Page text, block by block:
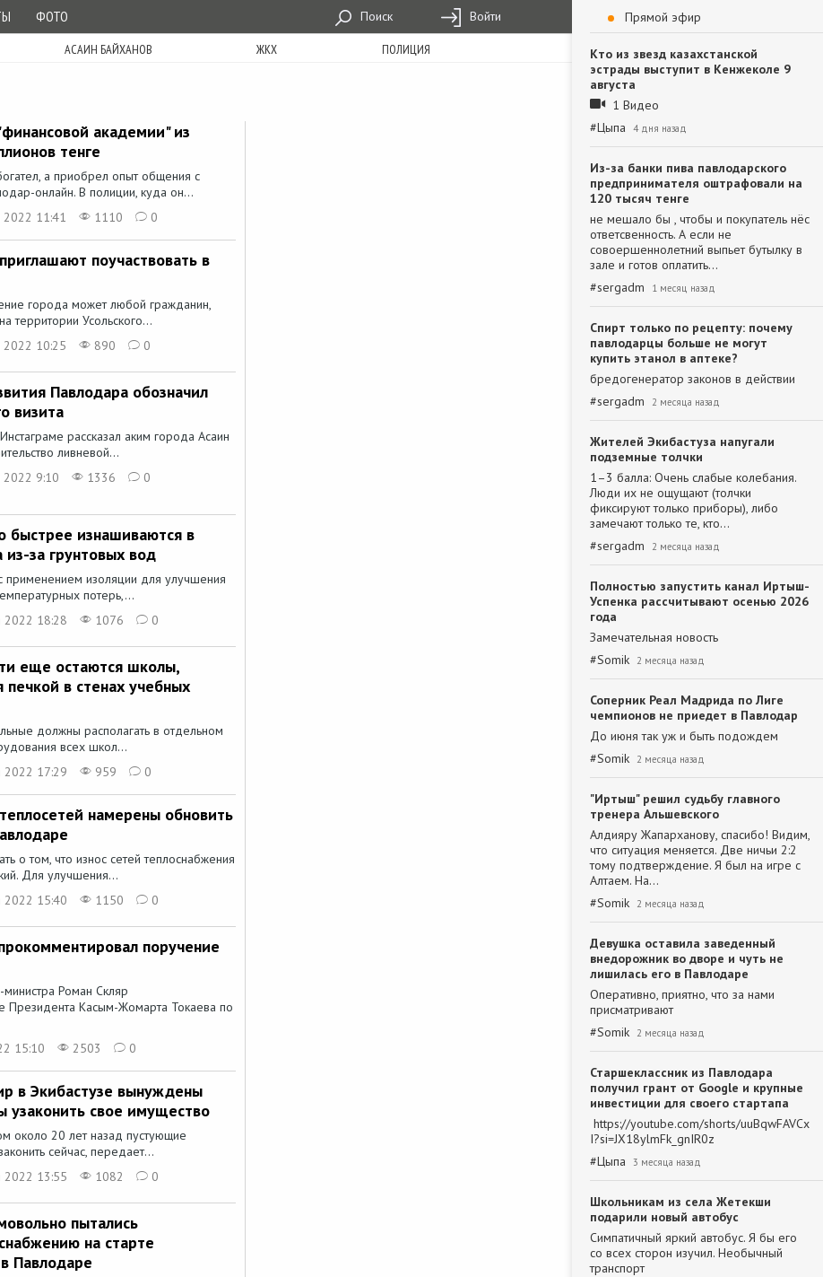
ФОТО Поиск Войти
АСАИН БАЙХАНОВ ЖКХ ПОЛИЦИЯ
академии" из
тенге
а приобрел опыт общения с
онлайн. В полиции, куда он...
2022 11:41 1110 0
поучаствовать в
города может любой гражданин,
территории Усольского...
2022 10:25 890 0
Павлодара обозначил
визита
рассказал аким города Асаин
ливневой...
2022 9:10 1336 0
быстрее изнашиваются в
за грунтовых вод
применением изоляции для улучшения
потерь,...
2022 18:28 1076 0
еще остаются школы,
в стенах учебных
должны располагать в отдельном
всех школ...
2022 17:29 959 0
намерены обновить
о том, что износ сетей теплоснабжения
Для улучшения...
2022 15:40 1150 0
поручение
Роман Скляр
Президента Касым-Жомарта Токаева по
15:10 2503 0
в Экибастузе вынуждены
узаконить свое имущество
около 20 лет назад пустующие
сейчас, передает...
2022 13:55 1082 0
пытались
на старте
Павлодаре
Прямой эфир
Кто из звезд казахстанской
эстрады выступит в Кенжеколе 9
августа
1 Видео
#Цыпа 4 дня назад
Из-за банки пива павлодарского
предпринимателя оштрафовали на
120 тысяч тенге
не мешало бы , чтобы и покупатель нёс
ответсвенность. А если не
совоершеннолетний выпьет бутылку в
зале и готов оплатить…
#sergadm 1 месяц назад
Спирт только по рецепту: почему
павлодарцы больше не могут
купить этанол в аптеке?
бредогенератор законов в действии
#sergadm 2 месяца назад
Жителей Экибастуза напугали
подземные толчки
1–3 балла: Очень слабые колебания.
Люди их не ощущают (толчки
фиксируют только приборы), либо
замечают только те, кто…
#sergadm 2 месяца назад
Полностью запустить канал Иртыш-
Успенка рассчитывают осенью 2026
года
Замечательная новость
#Somik 2 месяца назад
Соперник Реал Мадрида по Лиге
чемпионов не приедет в Павлодар
До июня так уж и быть подождем
#Somik 2 месяца назад
"Иртыш" решил судьбу главного
тренера Альшевского
Алдияру Жапарханову, спасибо! Видим,
что ситуация меняется. Две ничьи 2:2
тому подтверждение. Я был на игре с
Алтаем. На…
#Somik 2 месяца назад
Девушка оставила заведенный
внедорожник во дворе и чуть не
лишилась его в Павлодаре
Оперативно, приятно, что за нами
присматривают
#Somik 2 месяца назад
Старшеклассник из Павлодара
получил грант от Google и крупные
инвестиции для своего стартапа
https://youtube.com/shorts/uuBqwFAVCx
I?si=JX18ylmFk_gnIR0z
#Цыпа 3 месяца назад
Школьникам из села Жетекши
подарили новый автобус
Симпатичный яркий автобус. Я бы его
со всех сторон изучил. Необычный
транспорт